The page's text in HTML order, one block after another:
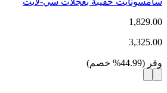
1,829.00
3,325.00
وفر (
44.99
% خصم)